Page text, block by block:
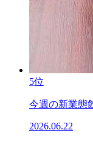
5位
今週の新業態
2026.06.22